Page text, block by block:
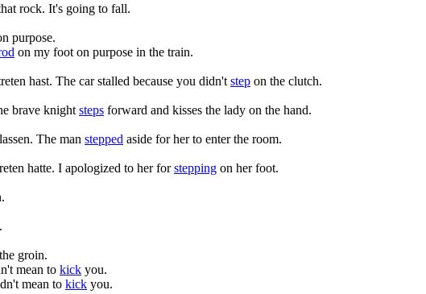
rock. It's going to fall.
purpose.
on my foot on purpose in the train.
hast. The car stalled because you didn't step on the clutch.
brave knight steps forward and kisses the lady on the hand.
The man stepped aside for her to enter the room.
hatte. I apologized to her forstepping on her foot.
groin.
mean to kick you.
mean to kick you.